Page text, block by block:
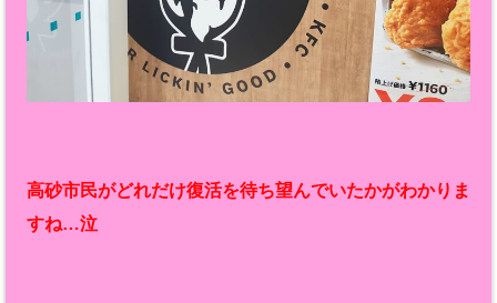
高砂市民がどれだけ復活を待ち望んでいたかがわかりま
すね…泣